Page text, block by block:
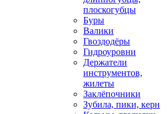
плоскогубцы
Буры
Валики
Гвоздодёры
Гидроуровни
Держатели
инструментов,
жилеты
Заклёпочники
Зубила, пики, керн